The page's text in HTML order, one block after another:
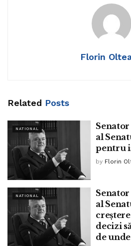
La 26 noiembrie 1867, a fost
teatrului mondial. A trăit cea mai
Franța, atât în copilărie, dar și la
dededând la 28 martie 1994, la
România semna pe 26 noiembrie
preliminar la Focșani, după ce
încheiaseră un armistițiu similar.
La 26 noiembrie 1949, se năștea
românesc, aureolat de medalii la
campionate mondiale, Ivan
septembrie 2021.
Florin
Related Posts
NATIONAL
al
pentru
by Florin
NATIONAL
al
decizi
de unde